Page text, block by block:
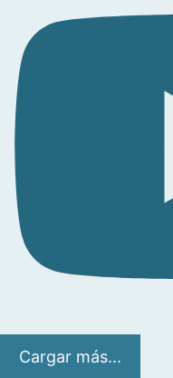
Cargar más...